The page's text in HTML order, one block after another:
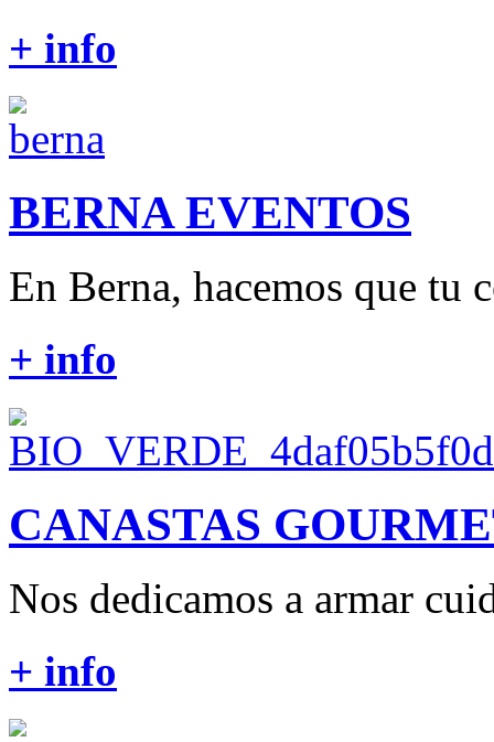
+ info
BERNA EVENTOS
En Berna, hacemos que tu
+ info
CANASTAS
Nos dedicamos a armar
+ info